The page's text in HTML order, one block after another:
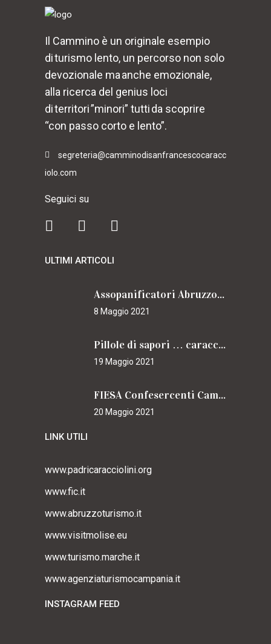
Il Cammino è un originale esempio
di turismo lento, un percorso non solo
devozionale ma anche emozionale,
alla ricerca del genius loci
di territori ”minori” tutti da scoprire
“con passo corto e lento”.
segreteria@camminodisanfrancescocaracc
iolo.com
Seguici su
ULTIMI ARTICOLI
Assopanificatori Abruzzo e Molise insieme per il Cammino
8 Maggio 2021
Pillole di sapori … caracciolini
19 Maggio 2021
FIESA Confesercenti Campania per il Cammino
20 Maggio 2021
LINK UTILI
www.padricaracciolini.org
www.fic.it
www.abruzzoturismo.it
www.visitmolise.eu
www.turismo.marche.it
www.agenziaturismocampania.it
INSTAGRAM FEED